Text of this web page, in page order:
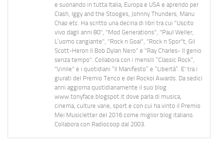
e suonando in tutta Italia, Europa e USA e aprendo per
Clash, Iggy and the Stooges, Johnny Thunders, Manu
Chao etc. Ha scritto una decina di libri tra cui "Uscito
vivo dagli anni 80", "Mod Generations", "Paul Weller,
L’uomo cangiante", "Rock n Goal", "Rock n Spor"t, Gil
Scott-Heron Il Bob Dylan Nero" e "Ray Charles- Il genio
senza tempo". Collabora con i mensili “Classic Rock”,
"Vinile" e i quotidiani “Il Manifesto” e “Libertà”. E' tra i
giurati del Premio Tenco e del Rockol Awards. Da sedici
anni aggiorna quotidianamente il suo blog
www.tonyface.blogspot.it dove parla di musica,
cinema, culture varie, sport e con cui ha vinto il Premio
Mei Musicletter del 2016 come miglior blog italiano.
Collabora con Radiocoop dal 2003.